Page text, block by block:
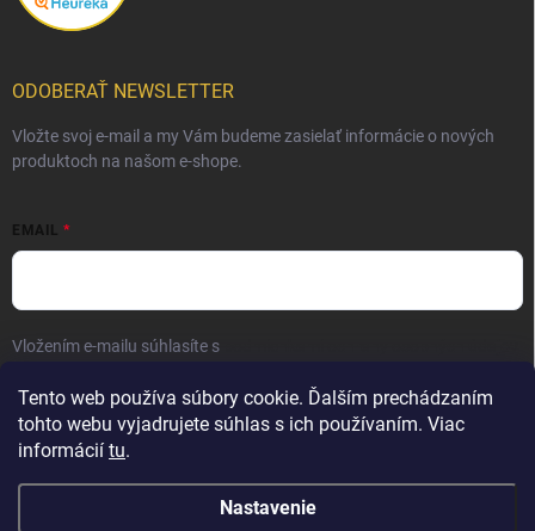
Tento web používa súbory cookie. Ďalším prechádzaním
tohto webu vyjadrujete súhlas s ich používaním. Viac
informácií tu.
Nastavenie
ODOBERAŤ NEWSLETTER
Vložte svoj e-mail a my Vám budeme zasielať informácie o nových
produktoch na našom e-shope.
EMAIL
Vložením e-mailu súhlasíte s
Prihlásiť sa